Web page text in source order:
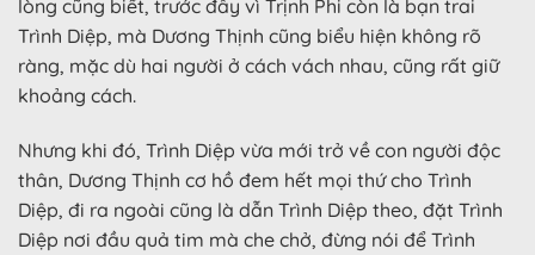
lòng cũng biết, trước đây vì Trịnh Phi còn là bạn trai
Trình Diệp, mà Dương Thịnh cũng biểu hiện không rõ
ràng, mặc dù hai người ở cách vách nhau, cũng rất giữ
khoảng cách.
Nhưng khi đó, Trình Diệp vừa mới trở về con người độc
thân, Dương Thịnh cơ hồ đem hết mọi thứ cho Trình
Diệp, đi ra ngoài cũng là dẫn Trình Diệp theo, đặt Trình
Diệp nơi đầu quả tim mà che chở, đừng nói để Trình